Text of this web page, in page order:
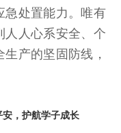
急处置能力。唯有
人人心系安全、个
产的坚固防线，
，护航学子成长